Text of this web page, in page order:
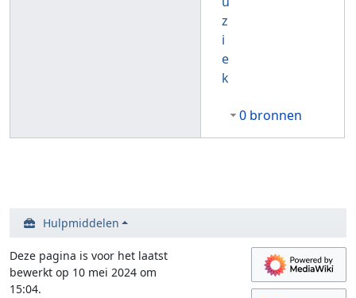
z
i
e
k
0 bronnen
Hulpmiddelen
Deze pagina is voor het laatst
bewerkt op 10 mei 2024 om
15:04.